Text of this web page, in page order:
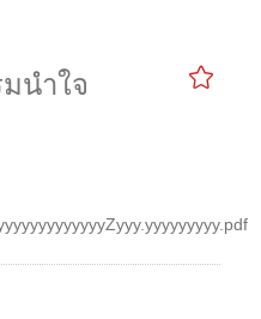
นำใจ